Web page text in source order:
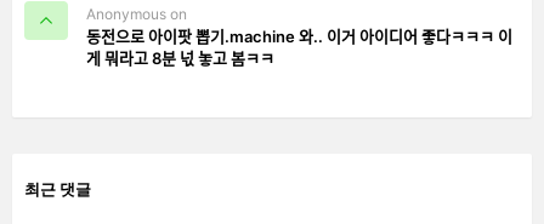
Anonymous on
동전으로 아이팟 뽑기.machine 와.. 이거 아이디어 좋다ㅋㅋㅋ 이
게 뭐라고 8분 넋 놓고 봄ㅋㅋ
최근 댓글